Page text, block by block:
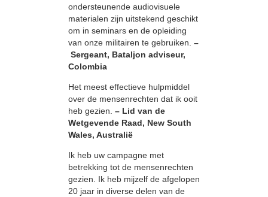
ondersteunende audiovisuele
materialen zijn uitstekend geschikt
om in seminars en de opleiding
van onze militairen te gebruiken. –
Sergeant, Bataljon adviseur,
Colombia
Het meest effectieve hulpmiddel
over de mensenrechten dat ik ooit
heb gezien. – Lid van de
Wetgevende Raad, New South
Wales, Australië
Ik heb uw campagne met
betrekking tot de mensenrechten
gezien. Ik heb mijzelf de afgelopen
20 jaar in diverse delen van de